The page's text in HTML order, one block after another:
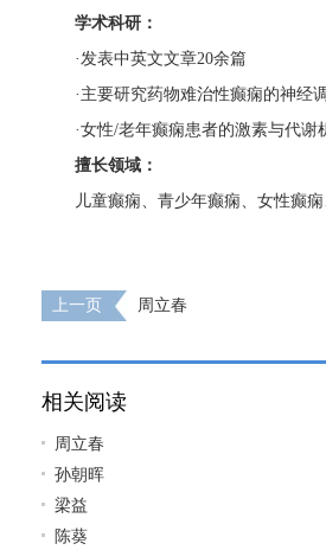
学术科研：
·发表中英文文章20余篇
·主要研究药物难治性癫痫的神经
·女性/老年癫痫患者的激素与代谢
擅长领域：
儿童癫痫、青少年癫痫、女性癫
上一页 周立春
相关阅读
周立春
孙朝晖
梁益
陈葵